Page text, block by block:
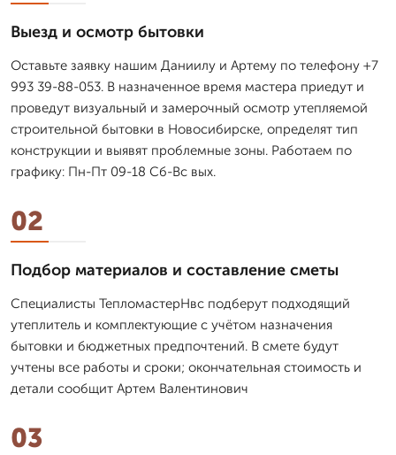
Выезд и осмотр бытовки
Оставьте заявку нашим Даниилу и Артему по телефону +7
993 39-88-053. В назначенное время мастера приедут и
проведут визуальный и замерочный осмотр утепляемой
строительной бытовки в Новосибирске, определят тип
конструкции и выявят проблемные зоны. Работаем по
графику: Пн-Пт 09-18 Сб-Вс вых.
02
Подбор материалов и составление сметы
Специалисты ТепломастерНвс подберут подходящий
утеплитель и комплектующие с учётом назначения
бытовки и бюджетных предпочтений. В смете будут
учтены все работы и сроки; окончательная стоимость и
детали сообщит Артем Валентинович
03